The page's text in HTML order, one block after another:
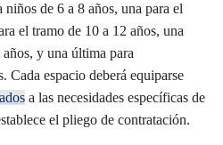
de 6 a 8 años, una para el
el tramo de 10 a 12 años, una
y una última para
Cada espacio deberá equiparse
a las necesidades específicas de
el pliego de contratación.